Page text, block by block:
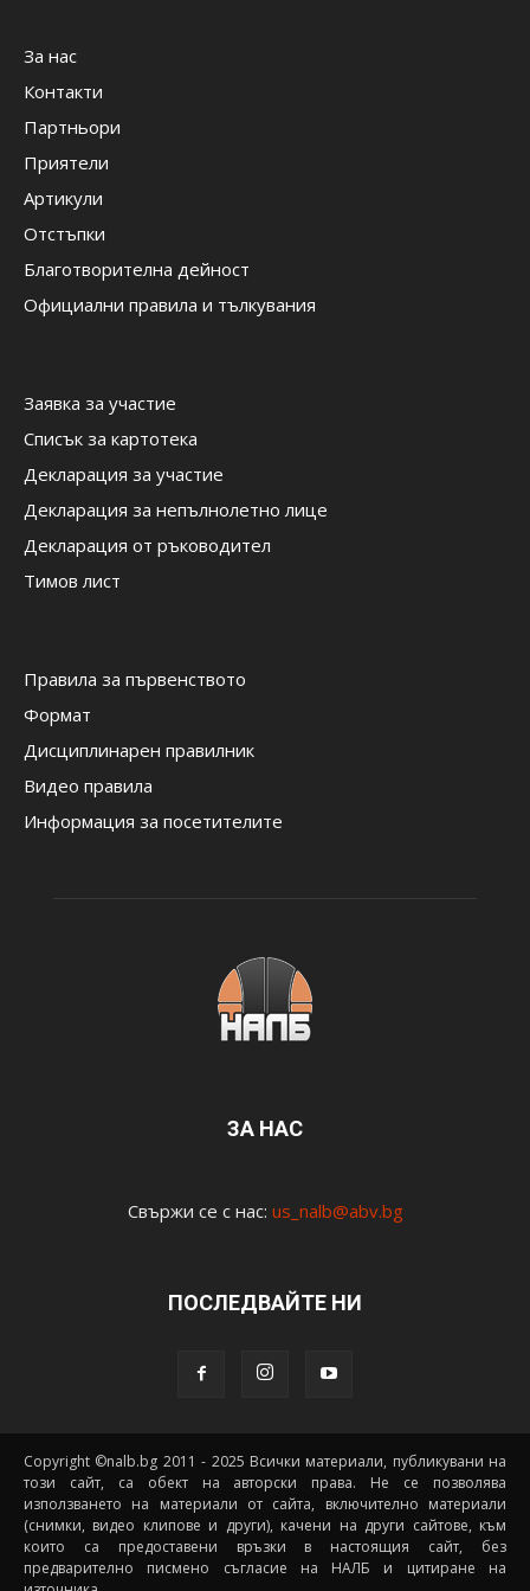
За нас
Контакти
Партньори
Приятели
Артикули
Отстъпки
Благотворителна дейност
Официални правила и тълкувания
Заявка за участие
Списък за картотека
Декларация за участие
Декларация за непълнолетно лице
Декларация от ръководител
Тимов лист
Правила за първенството
Формат
Дисциплинарен правилник
Видео правила
Информация за посетителите
ЗА НАС
Свържи се с нас: us_nalb@abv.bg
ПОСЛЕДВАЙТЕ НИ
Copyright ©nalb.bg 2011 - 2025 Всички материали, публикувани на
този сайт, са обект на авторски права. Не се позволява
използването на материали от сайта, включително материали
(снимки, видео клипове и други), качени на други сайтове, към
които са предоставени връзки в настоящия сайт, без
предварително писмено съгласие на НАЛБ и цитиране на